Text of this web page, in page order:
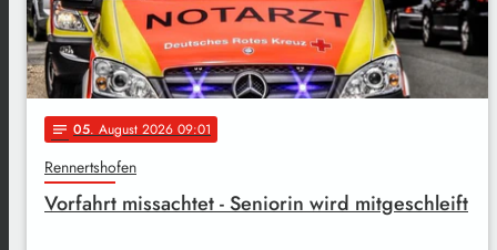
notes 05. August 2026 09:01
Rennertshofen
Vorfahrt missachtet - Seniorin wird mitgeschleift